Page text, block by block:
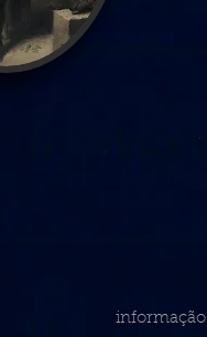
informação